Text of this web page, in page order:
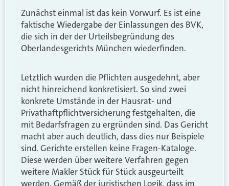
Zunächst einmal ist das kein Vorwurf. Es ist eine
faktische Wiedergabe der Einlassungen des BVK,
die sich in der der Urteilsbegründung des
Oberlandesgerichts München wiederfinden.
Letztlich wurden die Pflichten ausgedehnt, aber
nicht hinreichend konkretisiert. So sind zwei
konkrete Umstände in der Hausrat- und
Privathaftpflichtversicherung festgehalten, die
mit Bedarfsfragen zu ergründen sind. Das Gericht
macht aber auch deutlich, dass dies nur Beispiele
sind. Gerichte erstellen keine Fragen-Kataloge.
Diese werden über weitere Verfahren gegen
weitere Makler Stück für Stück ausgeurteilt
werden. Gemäß der juristischen Logik, dass im